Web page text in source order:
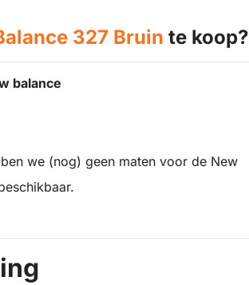
327 Bruin te koop?
balance
we (nog) geen maten voor de New